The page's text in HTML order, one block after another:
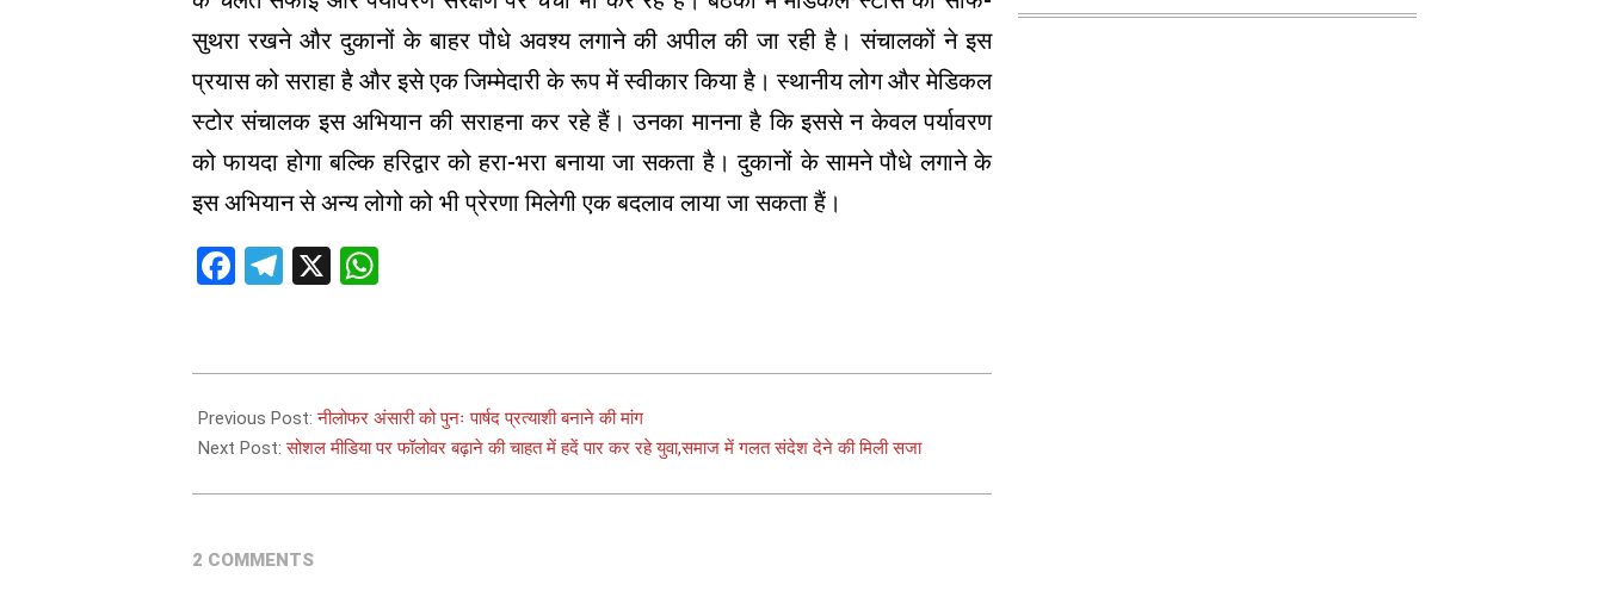
सुथरा रखने और दुकानों के बाहर पौधे अवश्य लगाने की अपील की जा रही है। संचालकों ने इस
प्रयास को सराहा है और इसे एक जिम्मेदारी के रूप में स्वीकार किया है। स्थानीय लोग और मेडिकल
स्टोर संचालक इस अभियान की सराहना कर रहे हैं। उनका मानना है कि इससे न केवल पर्यावरण
को फायदा होगा बल्कि हरिद्वार को हरा-भरा बनाया जा सकता है। दुकानों के सामने पौधे लगाने के
इस अभियान से अन्य लोगो को भी प्रेरणा मिलेगी एक बदलाव लाया जा सकता हैं।
Facebook
Telegram
X
12-
15
Previous Post:नीलोफर अंसारी को पुनः पार्षद प्रत्याशी बनाने की मांग
Next Post:सोशल मीडिया पर फॉलोवर बढ़ाने की चाहत में हदें पार कर रहे युवा,समाज में गलत संदेश देने की मिली सजा
2 COMMENTS